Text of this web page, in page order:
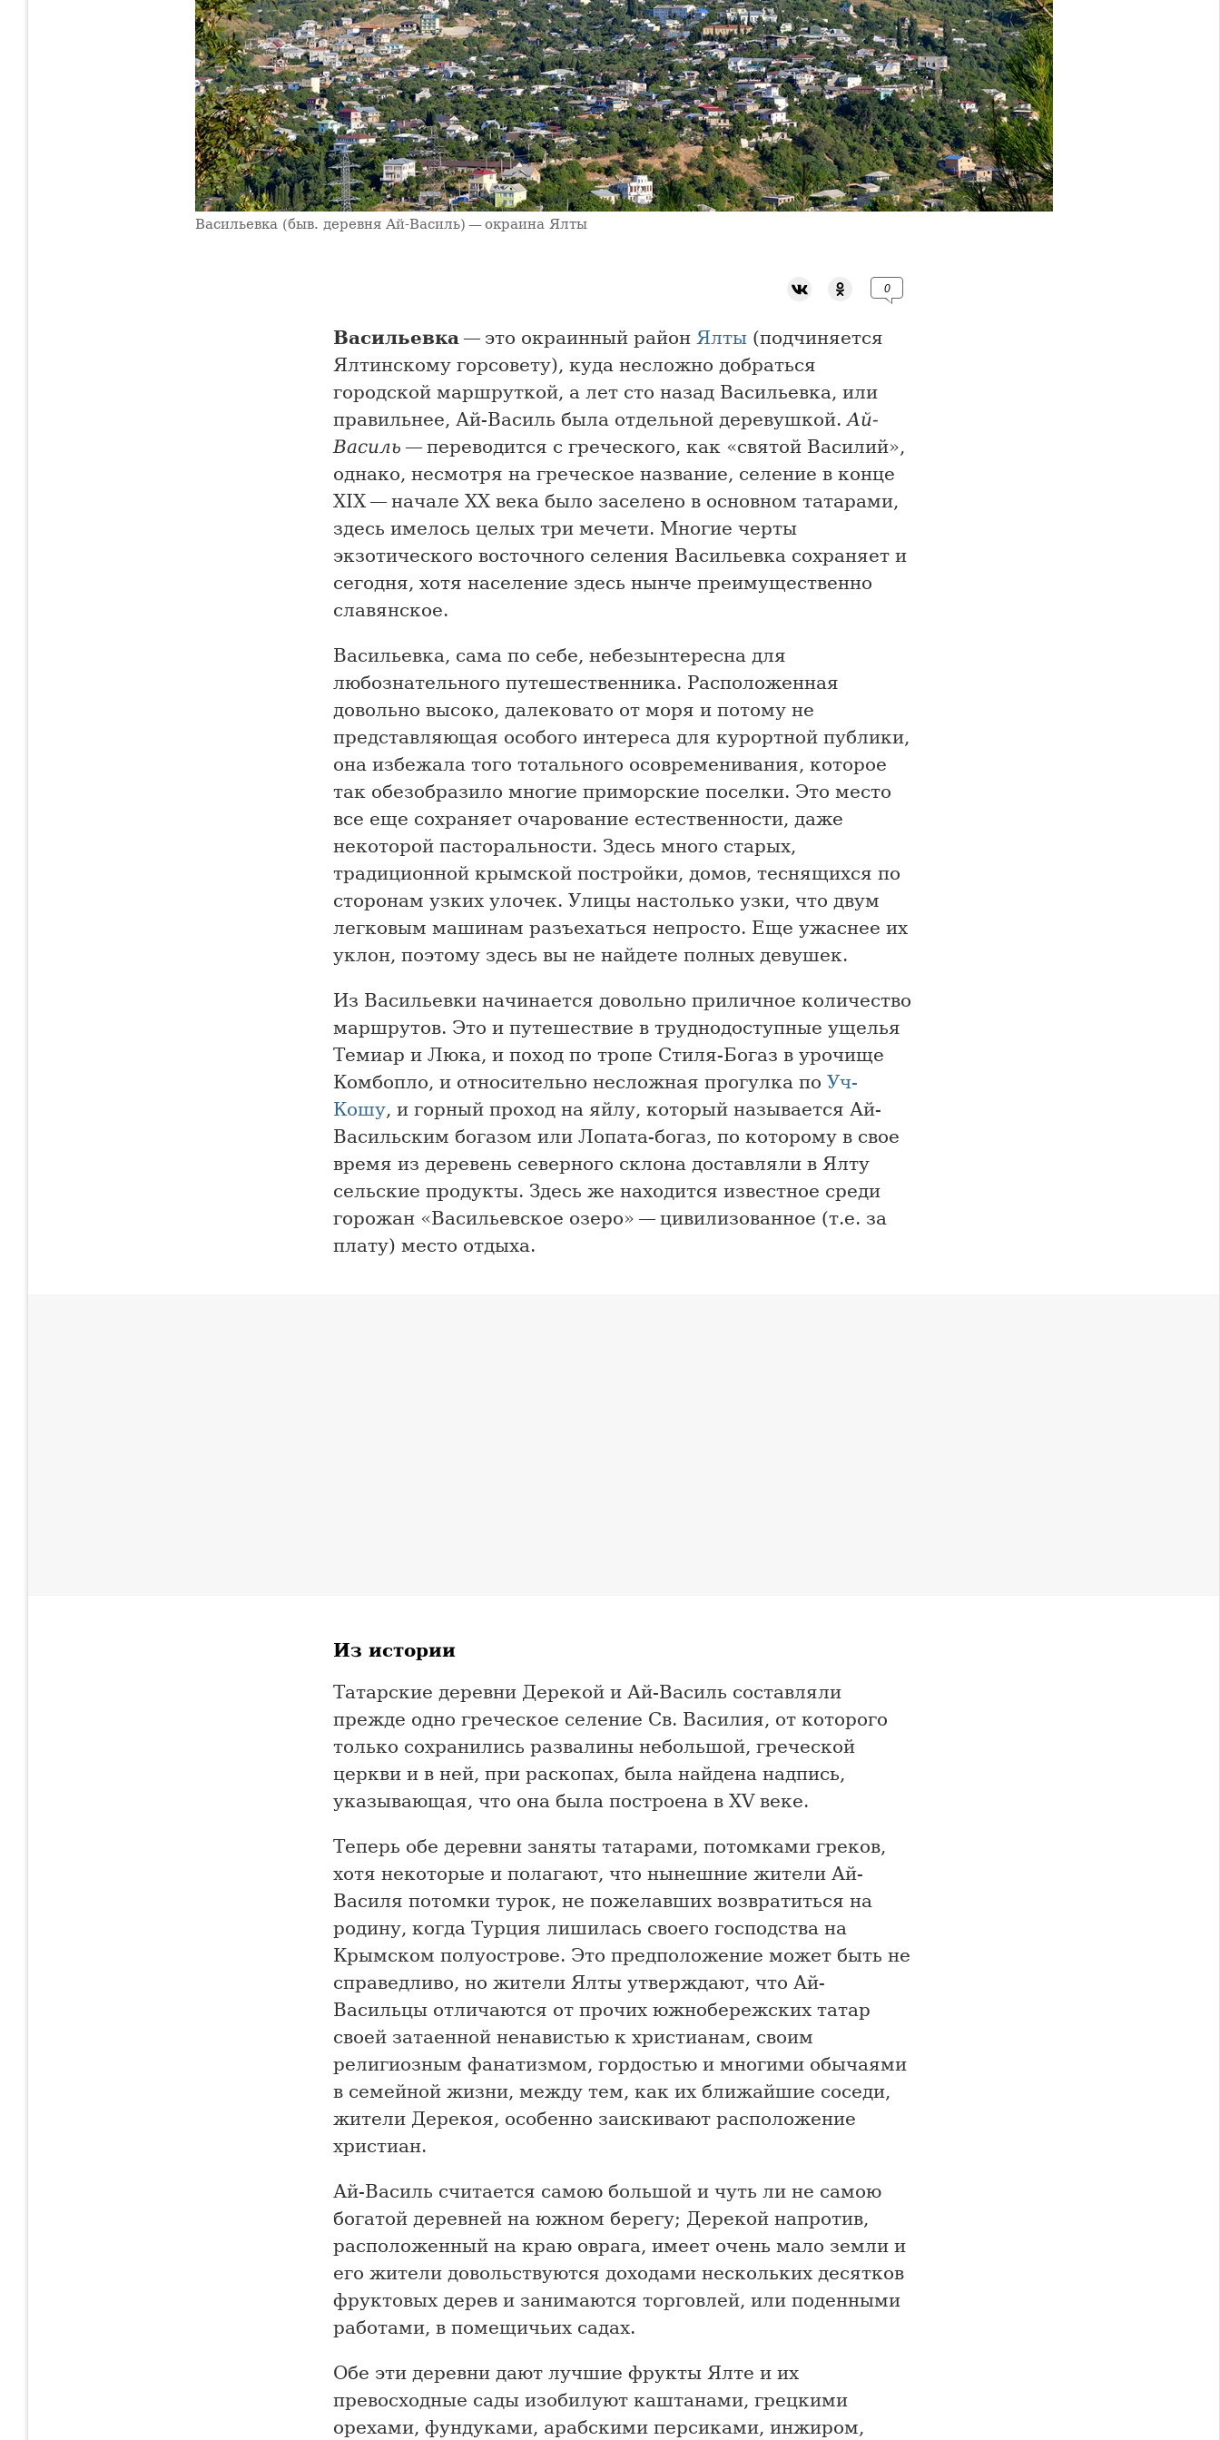
Васильевка (быв. деревня Ай-Василь) — окраина Ялты
0
Васильевка — это окраинный район Ялты (подчиняется
Ялтинскому горсовету), куда несложно добраться
городской маршруткой, а лет сто назад Васильевка, или
правильнее, Ай-Василь была отдельной деревушкой. Ай-
Василь — переводится с греческого, как «святой Василий»,
однако, несмотря на греческое название, селение в конце
XIX — начале XX века было заселено в основном татарами,
здесь имелось целых три мечети. Многие черты
экзотического восточного селения Васильевка сохраняет и
сегодня, хотя население здесь нынче преимущественно
славянское.
Васильевка, сама по себе, небезынтересна для
любознательного путешественника. Расположенная
довольно высоко, далековато от моря и потому не
представляющая особого интереса для курортной публики,
она избежала того тотального осовременивания, которое
так обезобразило многие приморские поселки. Это место
все еще сохраняет очарование естественности, даже
некоторой пасторальности. Здесь много старых,
традиционной крымской постройки, домов, теснящихся по
сторонам узких улочек. Улицы настолько узки, что двум
легковым машинам разъехаться непросто. Еще ужаснее их
уклон, поэтому здесь вы не найдете полных девушек.
Из Васильевки начинается довольно приличное количество
маршрутов. Это и путешествие в труднодоступные ущелья
Темиар и Люка, и поход по тропе Стиля-Богаз в урочище
Комбопло, и относительно несложная прогулка по Уч-
Кошу, и горный проход на яйлу, который называется Ай-
Васильским богазом или Лопата-богаз, по которому в свое
время из деревень северного склона доставляли в Ялту
сельские продукты. Здесь же находится известное среди
горожан «Васильевское озеро» — цивилизованное (т.е. за
плату) место отдыха.
Из истории
Татарские деревни Дерекой и Ай-Василь составляли
прежде одно греческое селение Св. Василия, от которого
только сохранились развалины небольшой, греческой
церкви и в ней, при раскопах, была найдена надпись,
указывающая, что она была построена в XV веке.
Теперь обе деревни заняты татарами, потомками греков,
хотя некоторые и полагают, что нынешние жители Ай-
Василя потомки турок, не пожелавших возвратиться на
родину, когда Турция лишилась своего господства на
Крымском полуострове. Это предположение может быть не
справедливо, но жители Ялты утверждают, что Ай-
Васильцы отличаются от прочих южнобережских татар
своей затаенной ненавистью к христианам, своим
религиозным фанатизмом, гордостью и многими обычаями
в семейной жизни, между тем, как их ближайшие соседи,
жители Дерекоя, особенно заискивают расположение
христиан.
Ай-Василь считается самою большой и чуть ли не самою
богатой деревней на южном берегу; Дерекой напротив,
расположенный на краю оврага, имеет очень мало земли и
его жители довольствуются доходами нескольких десятков
фруктовых дерев и занимаются торговлей, или поденными
работами, в помещичьих садах.
Обе эти деревни дают лучшие фрукты Ялте и их
превосходные сады изобилуют каштанами, грецкими
орехами, фундуками, арабскими персиками, инжиром,